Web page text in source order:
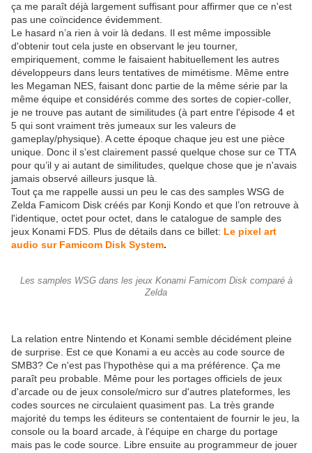
ça me paraît déjà largement suffisant pour affirmer que ce n'est
pas une coïncidence évidemment.
Le hasard n’a rien à voir là dedans. Il est même impossible
d'obtenir tout cela juste en observant le jeu tourner,
empiriquement, comme le faisaient habituellement les autres
développeurs dans leurs tentatives de mimétisme. Même entre
les Megaman NES, faisant donc partie de la même série par la
même équipe et considérés comme des sortes de copier-coller,
je ne trouve pas autant de similitudes (à part entre l'épisode 4 et
5 qui sont vraiment très jumeaux sur les valeurs de
gameplay/physique). A cette époque chaque jeu est une pièce
unique. Donc il s’est clairement passé quelque chose sur ce TTA
pour qu’il y ai autant de similitudes, quelque chose que je n'avais
jamais observé ailleurs jusque là.
Tout ça me rappelle aussi un peu le cas des samples WSG de
Zelda Famicom Disk créés par Konji Kondo et que l’on retrouve à
l'identique, octet pour octet, dans le catalogue de sample des
jeux Konami FDS. Plus de détails dans ce billet: Le pixel art
audio sur Famicom Disk System.
Les samples WSG dans les jeux Konami Famicom Disk comparé à
Zelda
La relation entre Nintendo et Konami semble décidément pleine
de surprise. Est ce que Konami a eu accès au code source de
SMB3? Ce n'est pas l’hypothèse qui a ma préférence. Ça me
paraît peu probable. Même pour les portages officiels de jeux
d'arcade ou de jeux console/micro sur d'autres plateformes, les
codes sources ne circulaient quasiment pas. La très grande
majorité du temps les éditeurs se contentaient de fournir le jeu, la
console ou la board arcade, à l'équipe en charge du portage
mais pas le code source. Libre ensuite au programmeur de jouer